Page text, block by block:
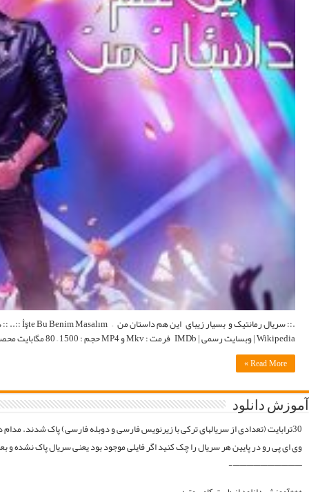
.:: سریال رمانتیک و بسیار زیبای این هم داستان من – İşte Bu Benim Masalım ::.. :: دانلود سریال ترکی İşte Bu Benim Masalım با زبان اصلی و لینک مستقیم با زیرنویس فارسی ::. اطلاعات کامل :
فایلارو گیر آوردیم دوباره آپلود میکنیم. قبل از خرید کردن اول فولدر سریال در سرور